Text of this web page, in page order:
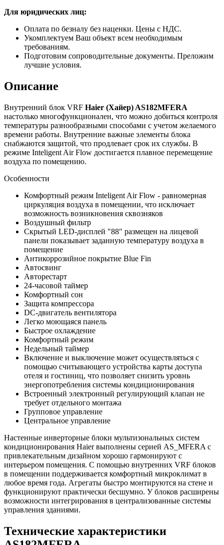
Для юридических лиц:
Оплата по безналу без наценки. Цены с НДС.
Укомплектуем Ваш объект всем необходимым
требованиям.
Подготовим сопроводительные документы. Преложим
лучшие условия.
Описание
Внутренний блок VRF Haier (Хайер) AS182MFERA
настолько многофункционален, что можно добиться контроля
температуры разнообразными способами с учетом желаемого
времени работы. Внутренние важные элементы блока
снабжаются защитой, что продлевает срок их службы. В
режиме Inteligent Air Flow достигается плавное перемещение
воздуха по помещению.
Особенности
Комфортный режим Inteligent Air Flow - равномерная
циркуляция воздуха в помещении, что исключает
возможность возникновения сквозняков
Воздушный фильтр
Скрытый LED-дисплей "88" размещен на лицевой
панели показывает заданную температуру воздуха в
помещение
Антикоррозийное покрытие Blue Fin
Автосвинг
Авторестарт
24-часовой таймер
Комфортный сон
Защита компрессора
DC-двигатель вентилятора
Легко моющаяся панель
Быстрое охлаждение
Комфортный режим
Недельный таймер
Включение и выключение может осуществляться с
помощью считывающего устройства карты доступа
отеля и гостиниц, что позволяет снизить уровнь
энергопотребления системы кондиционирования
Встроенный электронный регулирующий клапан не
требует отдельного монтажа
Групповое управление
Центральное управление
Настенные инверторные блоки мультизональных систем
кондиционирования Haier выполнены серией AS_MFERA с
привлекательным дизайном хорошо гармонируют с
интерьером помещения. С помощью внутренних VRF блоков
в помещении поддерживается комфортный микроклимат в
любое время года. Агрегаты быстро монтируются на стене и
функционируют практически бесшумно. У блоков расширены
возможности интегрирования в централизованные системы
управления зданиями.
Технические характеристики